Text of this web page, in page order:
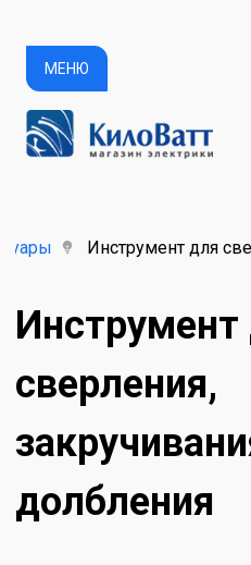
МЕНЮ
Инструмент для
Инструмент
сверления,
долбления